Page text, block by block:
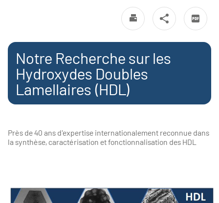
Notre Recherche sur les
Hydroxydes Doubles
Lamellaires (HDL)
Près de 40 ans d'expertise internationalement reconnue dans
la synthèse, caractérisation et fonctionnalisation des HDL